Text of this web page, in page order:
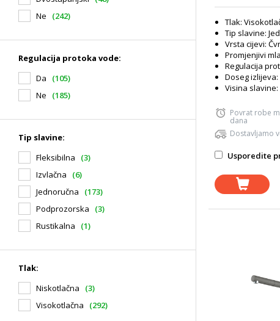
Ne
(242)
Regulacija protoka vode:
Da
(105)
Ne
(185)
Tip slavine:
Fleksibilna
(3)
Izvlačna
(6)
Jednoručna
(173)
Podprozorska
(3)
Rustikalna
(1)
Tlak:
Niskotlačna
(3)
Visokotlačna
(292)
Tlak:
Tip slavine:
Vrsta cijevi:
Promjenjivi
Regulacija
Doseg izlijeva:
Visina slavine:
Povrat robe
dana
Dostavljamo
Usporedite